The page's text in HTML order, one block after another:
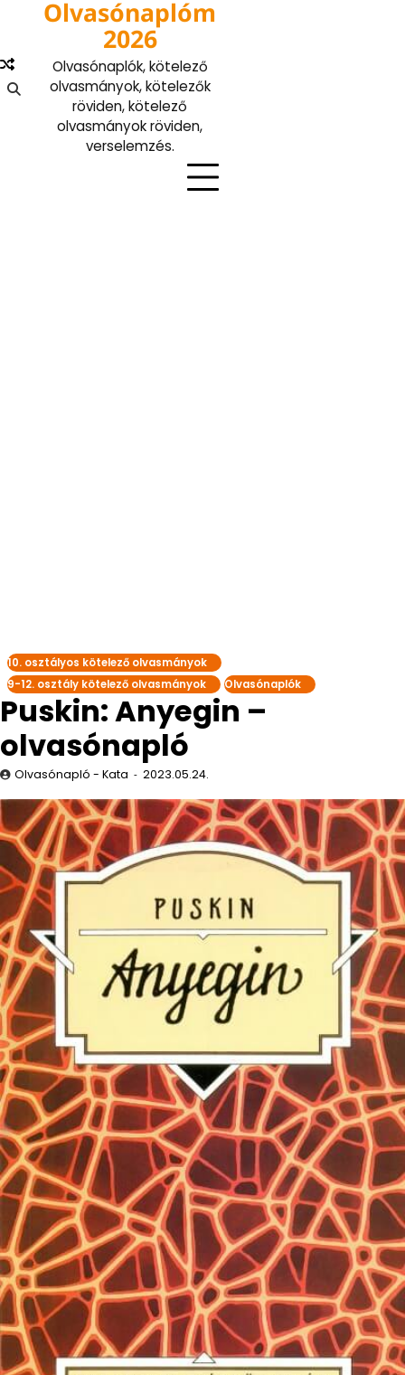
content
Olvasónaplóm
2026
Olvasónaplók, kötelező
olvasmányok, kötelezők
röviden, kötelező
olvasmányok röviden,
verselemzés.
10. osztályos kötelező olvasmányok
9-12. osztály kötelező olvasmányok
Olvasónaplók
Puskin: Anyegin –
olvasónapló
Olvasónapló - Kata 2023.05.24.